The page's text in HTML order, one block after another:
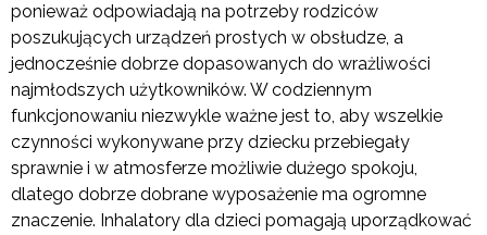
ponieważ odpowiadają na potrzeby rodziców
poszukujących urządzeń prostych w obsłudze, a
jednocześnie dobrze dopasowanych do wrażliwości
najmłodszych użytkowników. W codziennym
funkcjonowaniu niezwykle ważne jest to, aby wszelkie
czynności wykonywane przy dziecku przebiegały
sprawnie i w atmosferze możliwie dużego spokoju,
dlatego dobrze dobrane wyposażenie ma ogromne
znaczenie. Inhalatory dla dzieci pomagają uporządkować